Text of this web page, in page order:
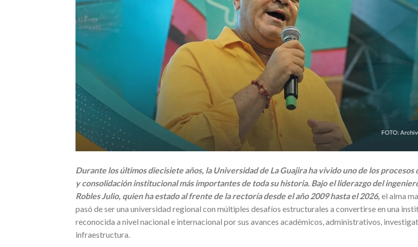
Durante los últimos diecisiete años, la Universidad de La Guajira ha vivido uno de los
y consolidación institucional más importantes de toda su historia. Bajo el liderazgo del
Robles Julio, quien ha estado al frente de la rectoría desde el año 2009 hasta el 2026,el alma
pasó de ser una universidad regional con múltiples desafíos estructurales a convertirse en una
reconocida a nivel nacional e internacional por sus avances académicos, administrativos,
infraestructura.